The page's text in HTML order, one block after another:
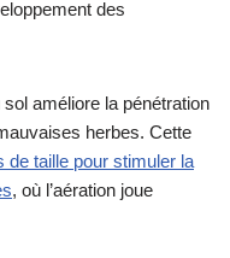
des
améliore la pénétration
herbes. Cette
de taille pour stimuler la
, où l’aération joue